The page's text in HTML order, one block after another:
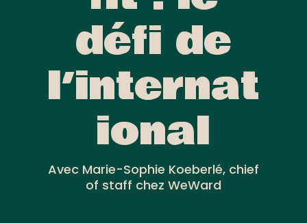
défi de
l’internat
ional
Avec Marie-Sophie Koeberlé, chief
of staff chez WeWard